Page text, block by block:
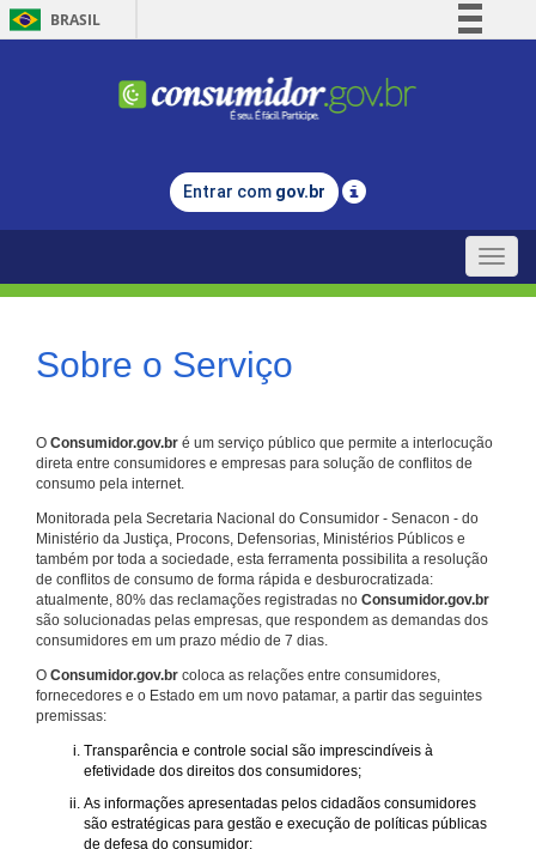
BRASIL
Comunica BR
Legislação
Entrar com gov.br
Toggle
Sobre o Serviço
O Consumidor.gov.br é um serviço público que permite a interlocução
direta entre consumidores e empresas para solução de conflitos de
consumo pela internet.
Monitorada pela Secretaria Nacional do Consumidor - Senacon - do
Ministério da Justiça, Procons, Defensorias, Ministérios Públicos e
também por toda a sociedade, esta ferramenta possibilita a resolução
de conflitos de consumo de forma rápida e desburocratizada:
atualmente, 80% das reclamações registradas no Consumidor.gov.br
são solucionadas pelas empresas, que respondem as demandas dos
consumidores em um prazo médio de 7 dias.
O Consumidor.gov.br coloca as relações entre consumidores,
fornecedores e o Estado em um novo patamar, a partir das seguintes
premissas:
Transparência e controle social são imprescindíveis à
efetividade dos direitos dos consumidores;
As informações apresentadas pelos cidadãos consumidores
são estratégicas para gestão e execução de políticas públicas
de defesa do consumidor;